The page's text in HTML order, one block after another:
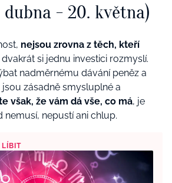
dubna - 20. května)
nejsou zrovna z těch, kteří
dvakrát si jednu investici rozmyslí.
nadměrnému dávání peněz a
zásadně smysluplné a
však, že vám dá vše, co má, je
nepustí ani chlup.
LÍBIT